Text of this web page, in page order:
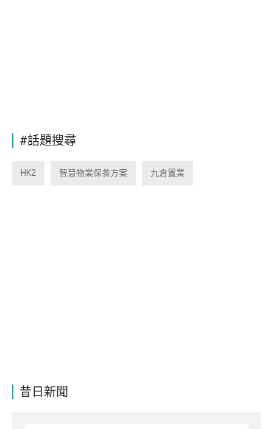
昔日新聞
#話題搜尋
HK2 智慧物業保養方案 九倉置業